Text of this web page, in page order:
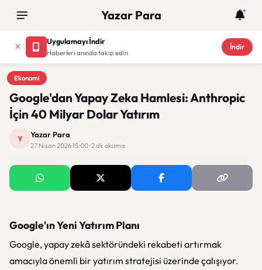
Yazar Para
Uygulamayı İndir
Haberleri anında takip edin
İndir
Ekonomi
Ekonomi
Google'dan Yapay Zeka Hamlesi: Anthropic
İçin 40 Milyar Dolar Yatırım
Y Yazar Para
27 Nisan 2026 15:00 · 2 dk okuma
Google'ın Yeni Yatırım Planı
Google, yapay zekâ sektöründeki rekabeti artırmak
amacıyla önemli bir yatırım stratejisi üzerinde çalışıyor.